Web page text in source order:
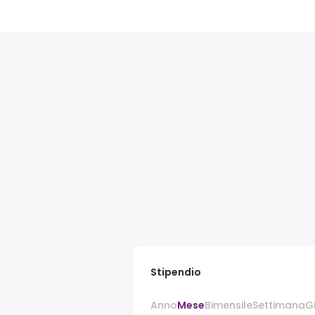
Stipendio
AnnoMeseBimensileSettimana